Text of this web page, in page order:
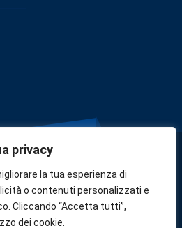
privacy
la tua esperienza di
o contenuti personalizzati e
Cliccando “Accetta tutti”,
dei cookie.
Policy•Disclaimer